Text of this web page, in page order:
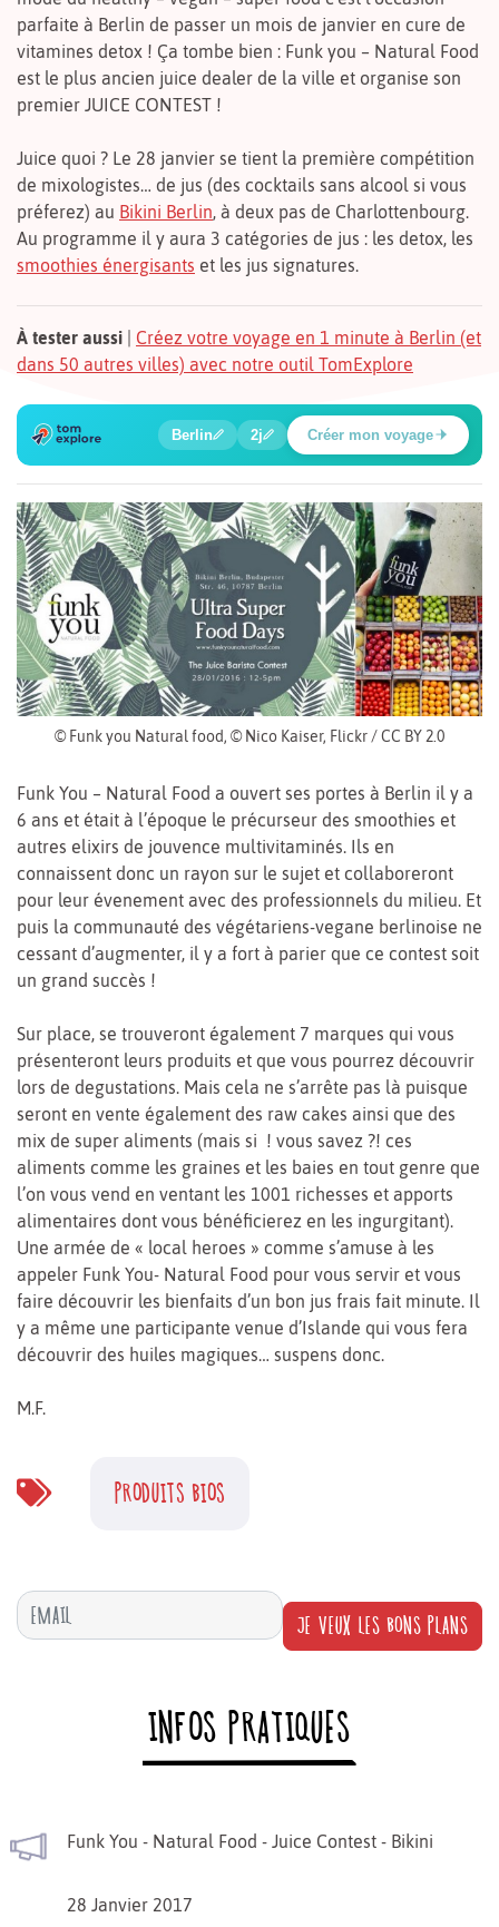
parfaite à Berlin de passer un mois de janvier en cure de
vitamines detox ! Ça tombe bien : Funk you – Natural Food
est le plus ancien juice dealer de la ville et organise son
premier JUICE CONTEST !
Juice quoi ? Le 28 janvier se tient la première compétition
de mixologistes… de jus (des cocktails sans alcool si vous
préferez) au Bikini Berlin, à deux pas de Charlottenbourg.
Au programme il y aura 3 catégories de jus : les detox, les
smoothies énergisants et les jus signatures.
À tester aussi
Créez votre voyage en 1 minute à Berlin (et
dans 50 autres villes) avec notre outil TomExplore
🔍
🔍
🔍
🍲
🔍
Poste de contrôle Charlie
Berlin 2j Créer mon voyage
© Funk you Natural food, © Nico Kaiser, Flickr / CC BY 2.0
Funk You – Natural Food a ouvert ses portes à Berlin il y a
6 ans et était à l’époque le précurseur des smoothies et
autres elixirs de jouvence multivitaminés. Ils en
connaissent donc un rayon sur le sujet et collaboreront
pour leur évenement avec des professionnels du milieu. Et
puis la communauté des végétariens-vegane berlinoise ne
cessant d’augmenter, il y a fort à parier que ce contest soit
un grand succès !
Sur place, se trouveront également 7 marques qui vous
présenteront leurs produits et que vous pourrez découvrir
lors de degustations. Mais cela ne s’arrête pas là puisque
seront en vente également des raw cakes ainsi que des
mix de super aliments (mais si ! vous savez ?! ces
aliments comme les graines et les baies en tout genre que
l’on vous vend en ventant les 1001 richesses et apports
alimentaires dont vous bénéficierez en les ingurgitant).
Une armée de « local heroes » comme s’amuse à les
appeler Funk You- Natural Food pour vous servir et vous
faire découvrir les bienfaits d’un bon jus frais fait minute. Il
y a même une participante venue d’Islande qui vous fera
découvrir des huiles magiques… suspens donc.
M.F.
PRODUITS BIOS
JE VEUX LES BONS PLANS
INFOS PRATIQUES
Funk You - Natural Food - Juice Contest - Bikini
28 Janvier 2017